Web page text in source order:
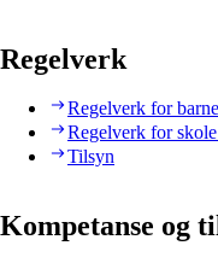
Regelverk
Regelverk for
Regelverk for
Tilsyn
Kompetanse og